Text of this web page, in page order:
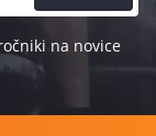
na novice